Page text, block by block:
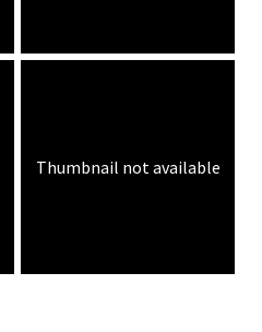
Thumbnail not available